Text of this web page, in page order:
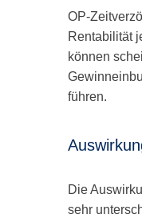
OP-
Rentabilität
können
führen.
Die
sehr